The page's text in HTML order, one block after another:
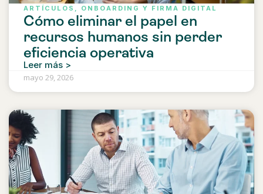
ARTÍCULOS ONBOARDING Y FIRMA DIGITAL
Cómo eliminar el papel en
recursos humanos sin perder
eficiencia operativa
Leer más >
mayo 29, 2026